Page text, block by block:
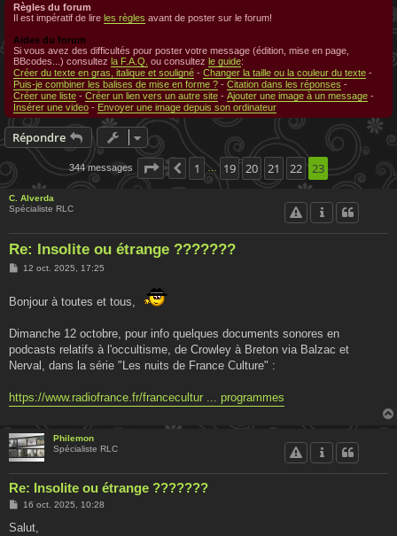
Règles du forum
Il est impératif de lire les règles avant de poster sur le forum!
Aides du forum
Si vous avez des difficultés pour poster votre message (édition, mise en page,
BBcodes...) consultez la F.A.Q. ou consultez le guide:
Créer du texte en gras, italique et souligné - Changer la taille ou la couleur du texte -
Puis-je combiner les balises de mise en forme ? - Citation dans les réponses -
Créer une liste - Créer un lien vers un autre site - Ajouter une image à un message -
Insérer une video - Envoyer une image depuis son ordinateur
Répondre
344 messages Page 23 sur 23
Précédente
1 … 19 20 21 22 23
C. Alverda
Spécialiste RLC
Re: Insolite ou étrange ???????
M
s
e
12 oct. 2025, 17:25
Bonjour à toutes et tous,
Dimanche 12 octobre, pour info quelques documents sonores en
podcasts relatifs à l'occultisme, de Crowley à Breton via Balzac et
Nerval, dans la série "Les nuits de France Culture" :
https://www.radiofrance.fr/francecultur ... programmes
Philemon
Spécialiste RLC
Re: Insolite ou étrange ???????
M
s
16 oct. 2025, 10:28
Salut,